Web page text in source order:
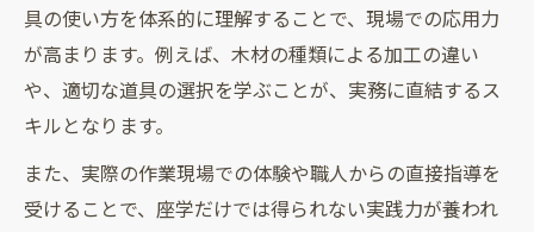
具の使い方を体系的に理解することで、現場での応用力
が高まります。例えば、木材の種類による加工の違い
や、適切な道具の選択を学ぶことが、実務に直結するス
キルとなります。
また、実際の作業現場での体験や職人からの直接指導を
受けることで、座学だけでは得られない実践力が養われ